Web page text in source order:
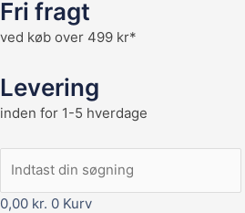
Fri fragt
ved køb over 499 kr*
Levering
inden for 1-5 hverdage
0,00 kr. 0 Kurv